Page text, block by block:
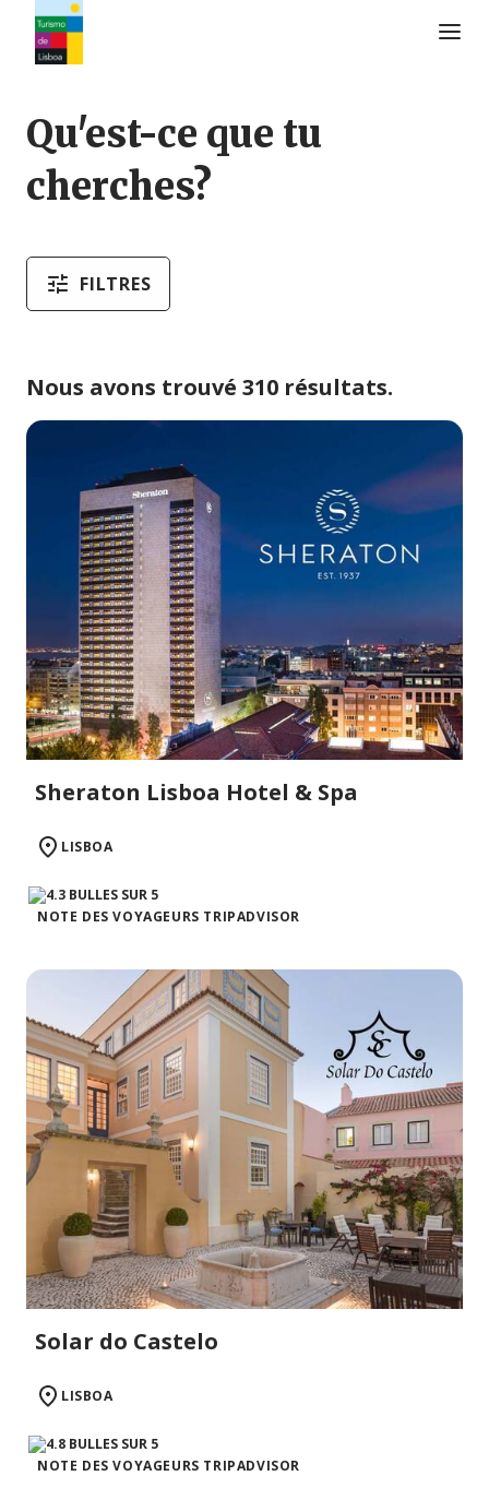
Qu'est-ce que tu
cherches?
FILTRES
Nous avons trouvé 310 résultats.
Sheraton Lisboa Hotel & Spa
LISBOA
NOTE DES VOYAGEURS TRIPADVISOR
Solar do Castelo
LISBOA
NOTE DES VOYAGEURS TRIPADVISOR